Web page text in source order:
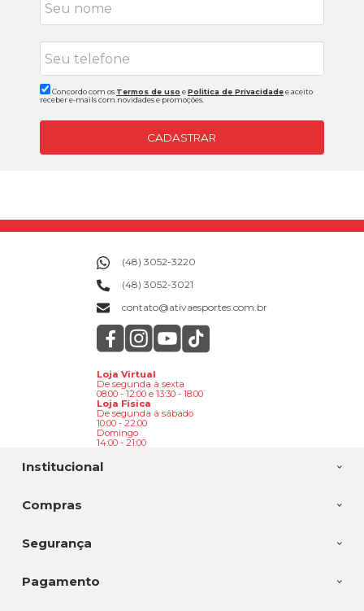
Concordo com os Termos de uso ePolitica de Privacidadee aceito
receber e-mails com novidades e promoções.
CADASTRAR
Institucional
Compras
(48) 3052-3220
(48) 3052-3021
contato@ativaesportes.com.br
Loja Virtual
De segunda à sexta
08:00 - 12:00 e 13:30 - 18:00
Loja Física
De segunda à sábado
10:00 - 22:00
Domingo
14:00 - 21:00
Segurança
Pagamento